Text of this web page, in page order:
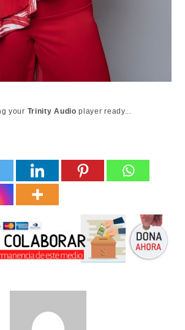
your Trinity Audio player ready...